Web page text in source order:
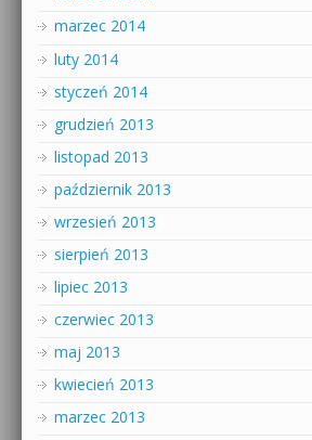
marzec 2014
luty 2014
styczeń 2014
grudzień 2013
listopad 2013
październik 2013
wrzesień 2013
sierpień 2013
lipiec 2013
czerwiec 2013
maj 2013
kwiecień 2013
marzec 2013